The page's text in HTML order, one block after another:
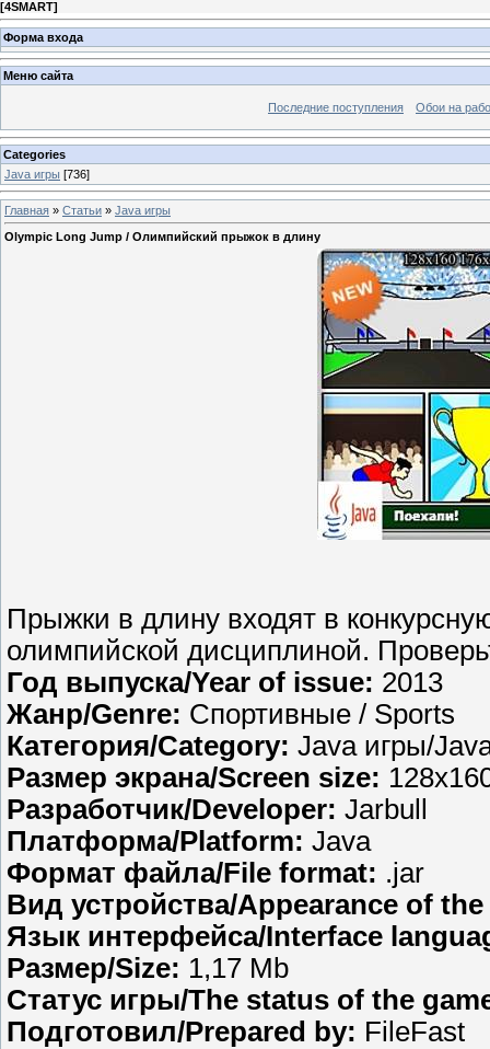
[4SMART]
Форма входа
Меню сайта
Последние поступления Обои на
Categories
Java игры [736]
Главная » Статьи » Java игры
Olympic Long Jump / Олимпийский прыжок в длину
Прыжки в длину входят в
олимпийской дисциплиной.
Год выпуска/Year of issue: 2013
Жанр/Genre: Спортивные / Sports
Категория/Category: Java игры/
Размер экрана/Screen size:
Разработчик/Developer: Jarbull
Платформа/Platform: Java
Формат файла/File format: .jar
Вид устройства/Appearance of
Язык интерфейса/Interface
Размер/Size: 1,17 Mb
Статус игры/The status of the
Подготовил/Prepared by: FileFast